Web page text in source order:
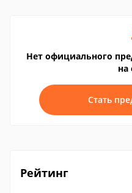
Нет официального
на
Стать
Рейтинг